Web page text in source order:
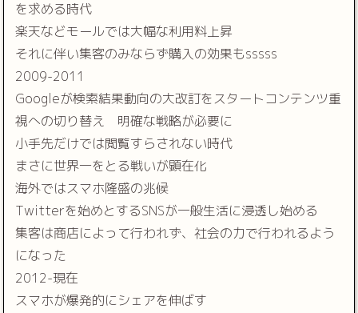
を求める時代
楽天などモールでは大幅な利用料上昇
それに伴い集客のみならず購入の効果もsssss
2009-2011
Googleが検索結果動向の大改訂をスタートコンテンツ重
視への切り替え 明確な戦略が必要に
小手先だけでは閲覧すらされない時代
まさに世界一をとる戦いが顕在化
海外ではスマホ隆盛の兆候
Twitterを始めとするSNSが一般生活に浸透し始める
集客は商店によって行われず、社会の力で行われるよう
になった
2012-現在
スマホが爆発的にシェアを伸ばす